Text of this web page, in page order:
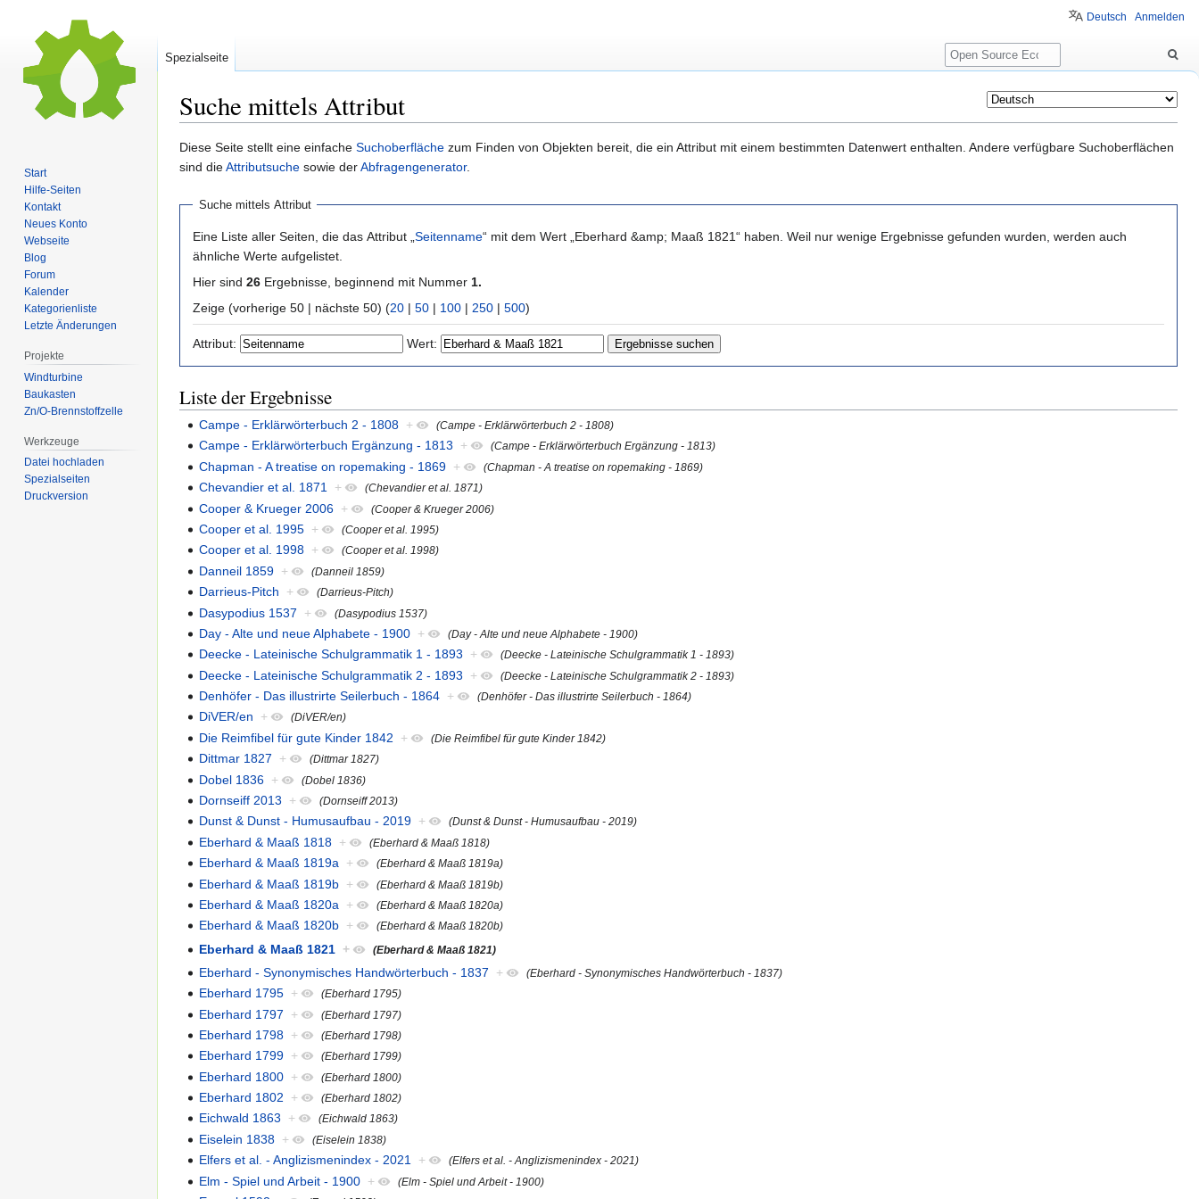
Suche mittels Attribut
Zur
Navigation
Zur
Suche
Diese Seite stellt eine einfache Suchoberfläche zum Finden von Objekten bereit, die ein Attribut mit einem bestimmten Datenwert enthalten. Andere verfügbare Suchoberflächen
sind dieAttributsuche sowie derAbfragengenerator.
Suche mittels Attribut
Eine Liste aller Seiten, die das Attribut „ Seitenname“ mit dem Wert „Eberhard &amp; Maaß 1821“ haben. Weil nur wenige Ergebnisse gefunden wurden, werden auch
ähnliche Werte aufgelistet.
Hier sind 26 Ergebnisse, beginnend mit Nummer 1.
Zeige (vorherige 50 | nächste 50) (20 | 50 | 100 | 250 | 500)
Attribut: Wert:
Liste der Ergebnisse
Campe - Erklärwörterbuch 2 - 1808 + (Campe - Erklärwörterbuch 2 - 1808)
Campe - Erklärwörterbuch Ergänzung - 1813 + (Campe - Erklärwörterbuch Ergänzung - 1813)
Chapman - A treatise on ropemaking - 1869 + (Chapman - A treatise on ropemaking - 1869)
Chevandier et al. 1871 + (Chevandier et al. 1871)
Cooper & Krueger 2006 + (Cooper & Krueger 2006)
Cooper et al. 1995 + (Cooper et al. 1995)
Cooper et al. 1998 + (Cooper et al. 1998)
Danneil 1859 + (Danneil 1859)
Darrieus-Pitch + (Darrieus-Pitch)
Dasypodius 1537 + (Dasypodius 1537)
Day - Alte und neue Alphabete - 1900 + (Day - Alte und neue Alphabete - 1900)
Deecke - Lateinische Schulgrammatik 1 - 1893 + (Deecke - Lateinische Schulgrammatik 1 - 1893)
Deecke - Lateinische Schulgrammatik 2 - 1893 + (Deecke - Lateinische Schulgrammatik 2 - 1893)
Denhöfer - Das illustrirte Seilerbuch - 1864 + (Denhöfer - Das illustrirte Seilerbuch - 1864)
DiVER/en + (DiVER/en)
Die Reimfibel für gute Kinder 1842 + (Die Reimfibel für gute Kinder 1842)
Dittmar 1827 + (Dittmar 1827)
Dobel 1836 + (Dobel 1836)
Dornseiff 2013 + (Dornseiff 2013)
Dunst & Dunst - Humusaufbau - 2019 + (Dunst & Dunst - Humusaufbau - 2019)
Eberhard & Maaß 1818 + (Eberhard & Maaß 1818)
Eberhard & Maaß 1819a + (Eberhard & Maaß 1819a)
Eberhard & Maaß 1819b + (Eberhard & Maaß 1819b)
Eberhard & Maaß 1820a + (Eberhard & Maaß 1820a)
Eberhard & Maaß 1820b + (Eberhard & Maaß 1820b)
Eberhard & Maaß 1821 + (Eberhard & Maaß 1821)
Eberhard - Synonymisches Handwörterbuch - 1837 + (Eberhard - Synonymisches Handwörterbuch - 1837)
Eberhard 1795 + (Eberhard 1795)
Eberhard 1797 + (Eberhard 1797)
Eberhard 1798 + (Eberhard 1798)
Eberhard 1799 + (Eberhard 1799)
Eberhard 1800 + (Eberhard 1800)
Eberhard 1802 + (Eberhard 1802)
Eichwald 1863 + (Eichwald 1863)
Eiselein 1838 + (Eiselein 1838)
Elfers et al. - Anglizismenindex - 2021 + (Elfers et al. - Anglizismenindex - 2021)
Elm - Spiel und Arbeit - 1900 + (Elm - Spiel und Arbeit - 1900)
Deutsch Anmelden
Spezialseite
Suche
Start
Hilfe-Seiten
Kontakt
Neues Konto
Webseite
Blog
Forum
Kalender
Kategorienliste
Letzte Änderungen
Projekte
Windturbine
Baukasten
Zn/O-Brennstoffzelle
Werkzeuge
Datei hochladen
Spezialseiten
Druckversion